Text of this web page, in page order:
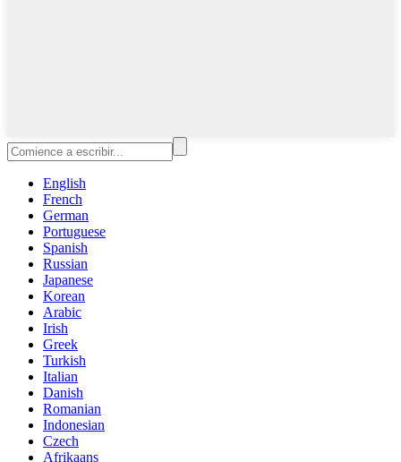
English
French
German
Portuguese
Spanish
Russian
Japanese
Korean
Arabic
Irish
Greek
Turkish
Italian
Danish
Romanian
Indonesian
Czech
Afrikaans